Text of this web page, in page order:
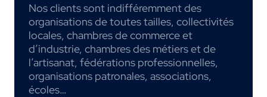
Nos clients sont indifféremment des
organisations de toutes tailles, collectivités
locales, chambres de commerce et
d’industrie, chambres des métiers et de
l’artisanat, fédérations professionnelles,
organisations patronales, associations,
écoles…